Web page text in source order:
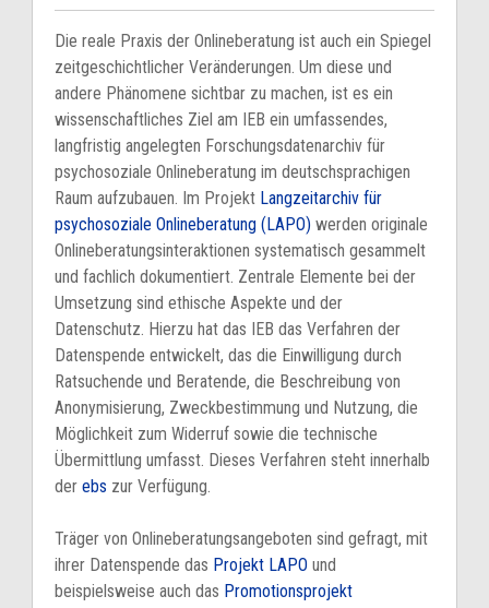
Die reale Praxis der Onlineberatung ist auch ein Spiegel
zeitgeschichtlicher Veränderungen. Um diese und
andere Phänomene sichtbar zu machen, ist es ein
wissenschaftliches Ziel am IEB ein umfassendes,
langfristig angelegten Forschungsdatenarchiv für
psychosoziale Onlineberatung im deutschsprachigen
Raum aufzubauen. Im Projekt Langzeitarchiv für
psychosoziale Onlineberatung (LAPO) werden originale
Onlineberatungsinteraktionen systematisch gesammelt
und fachlich dokumentiert. Zentrale Elemente bei der
Umsetzung sind ethische Aspekte und der
Datenschutz. Hierzu hat das IEB das Verfahren der
Datenspende entwickelt, das die Einwilligung durch
Ratsuchende und Beratende, die Beschreibung von
Anonymisierung, Zweckbestimmung und Nutzung, die
Möglichkeit zum Widerruf sowie die technische
Übermittlung umfasst. Dieses Verfahren steht innerhalb
der ebs zur Verfügung.
Träger von Onlineberatungsangeboten sind gefragt, mit
ihrer Datenspende das Projekt LAPOund
beispielsweise auch das Promotionsprojekt